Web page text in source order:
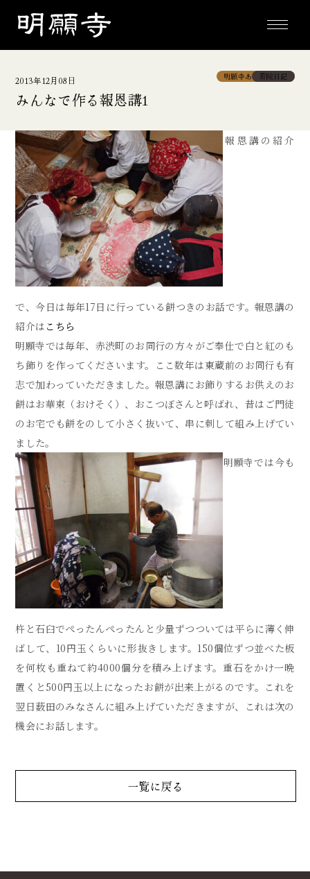
toggle
2013年12月08日
みんなで作る報恩講1
明願寺あっちこっち
法要
若院日記
報恩講の紹介
で、今日は毎年17日に行っている餅つきのお話です。報恩講の
紹介は こちら
明願寺では毎年、赤渋町のお同行の方々がご奉仕で白と紅のも
ち飾りを作ってくださいます。ここ数年は東蔵前のお同行も有
志で加わっていただきました。報恩講にお飾りするお供えのお
餅はお華束（おけそく）、おこつぼさんと呼ばれ、昔はご門徒
のお宅でも餅をのして小さく抜いて、串に刺して組み上げてい
ました。
明願寺では今も
杵と石臼でぺったんぺったんと少量ずつついては平らに薄く伸
ばして、10円玉くらいに形抜きします。150個位ずつ並べた板
を何枚も重ねて約4000個分を積み上げます。重石をかけ一晩
置くと500円玉以上になったお餅が出来上がるのです。これを
翌日薮田のみなさんに組み上げていただきますが、これは次の
機会にお話します。
一覧に戻る